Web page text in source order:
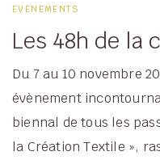
EVENEMENTS
Les 48h de la
Du 7 au 10 novembre
évènement
biennal de tous les
la Création Textile »,